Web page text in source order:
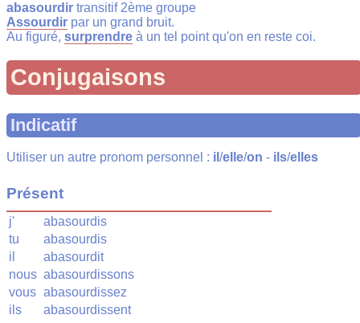
abasourdir transitif 2ème groupe
Assourdir par un grand bruit.
Au figuré, surprendre à un tel point qu'on en reste coi.
Conjugaisons
Indicatif
Utiliser un autre pronom personnel : il /elle/on - ils/elles
Présent
j'
abasourdis
tu
abasourdis
il
abasourdit
nous abasourdissons
vous abasourdissez
ils
abasourdissent